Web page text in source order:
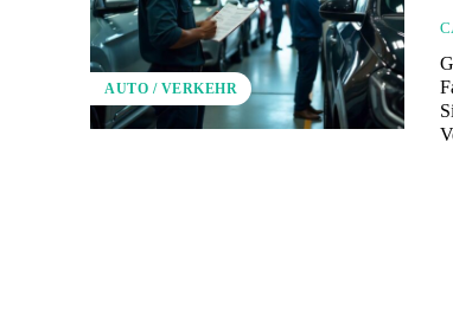
AUTO / VERKEHR